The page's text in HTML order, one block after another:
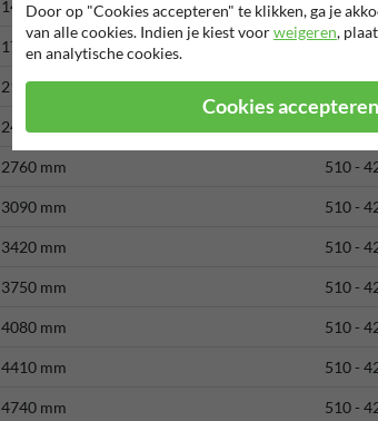
1440 mm 510 -
1770 mm 510 -
2100 mm 510 -
2430 mm
2760 mm 510 -
3090 mm 510 -
3420 mm 510 -
3750 mm 510 -
4080 mm 510 -
4410 mm 510 -
4740 mm 510 -
Door op "Cookies accepteren" te klikken, ga je
van alle cookies. Indien je kiest voorweigeren,
en analytische cookies.
Cookies accepteren